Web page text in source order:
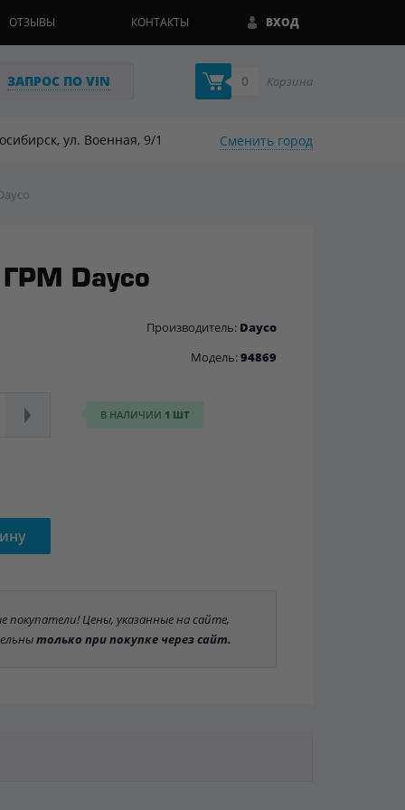
ВХОД
ОТЗЫВЫ КОНТАКТЫ
ЗАПРОС ПО VIN 0 Корзина
ул. Военная, 9/1 Сменить город
Dayco
Производитель: Dayco
Модель:94869
В НАЛИЧИИ 1 ШТ
покупатели! Цены, указанные на сайте,
только при покупке через сайт.